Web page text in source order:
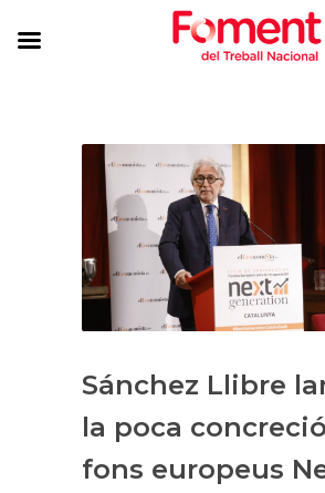
Sánchez Llibre
la poca
fons europeus